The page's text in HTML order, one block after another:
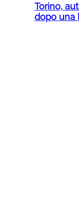
Torino,
dopo una